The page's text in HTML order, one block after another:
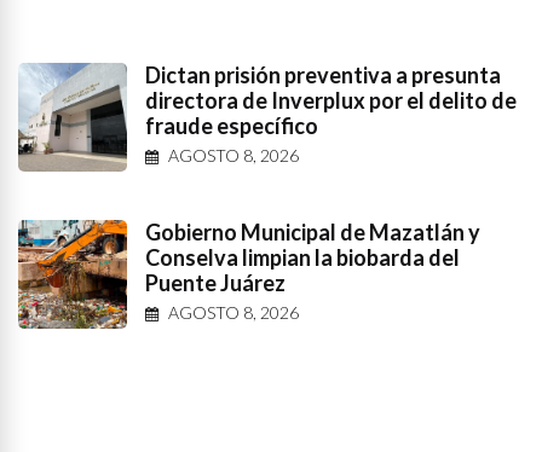
Dictan prisión preventiva a presunta
directora de Inverplux por el delito de
fraude específico
AGOSTO 8, 2026
Gobierno Municipal de Mazatlán y
Conselva limpian la biobarda del
Puente Juárez
AGOSTO 8, 2026